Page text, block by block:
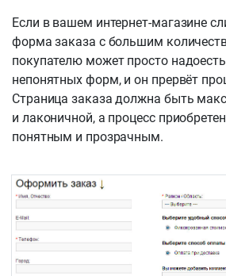
Если в вашем интернет-магазине
форма заказа с большим
покупателю может просто
непонятных форм, и он прервёт
Страница заказа должна быть
и лаконичной, а процесс
понятным и прозрачным.